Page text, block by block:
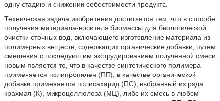
одну стадию и снижении себестоимости продукта.
Техническая задача изобретения достигается тем, что в способе
получения материала-носителя биомассы для биологической
очистки сточных вод, включающего изготовление материала из
полимерных веществ, содержащих органические добавки, путем
смешения с последующим экструдированием полученной смеси,
новым является то, что в качестве синтетического полимера
применяется полипропилен (ПП), в качестве органической
добавки применяется полисахарид (ПС), выбранный из ряда:
крахмал (К), микроцеллюлоза (МЦ), либо их смесь в любом